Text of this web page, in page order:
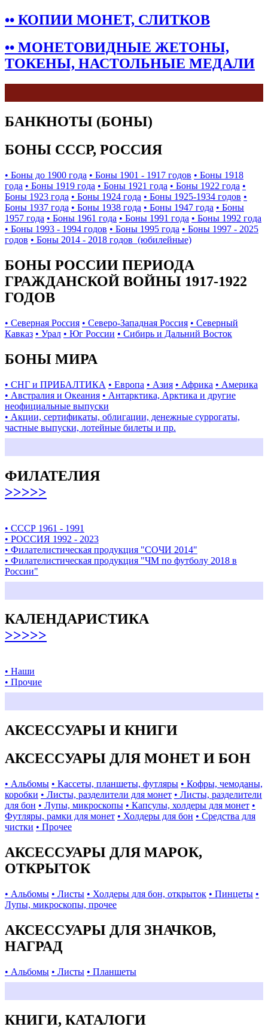
•• КОПИИ МОНЕТ, СЛИТКОВ
•• МОНЕТОВИДНЫЕ ЖЕТОНЫ,
ТОКЕНЫ, НАСТОЛЬНЫЕ МЕДАЛИ
БАНКНОТЫ (БОНЫ)
БОНЫ СССР, РОССИЯ
• Боны до 1900 года • Боны 1901 - 1917 годов • Боны 1918
года • Боны 1919 года • Боны 1921 года • Боны 1922 года •
Боны 1923 года • Боны 1924 года • Боны 1925-1934 годов •
Боны 1937 года • Боны 1938 года • Боны 1947 года • Боны
1957 года • Боны 1961 года • Боны 1991 года • Боны 1992 года
• Боны 1993 - 1994 годов • Боны 1995 года • Боны 1997 - 2025
годов • Боны 2014 - 2018 годов (юбилейные)
БОНЫ РОССИИ ПЕРИОДА
ГРАЖДАНСКОЙ ВОЙНЫ 1917-1922
ГОДОВ
• Северная Россия • Северо-Западная Россия • Северный
Кавказ • Урал • Юг России • Сибирь и Дальний Восток
БОНЫ МИРА
• СНГ и ПРИБАЛТИКА • Европа • Азия • Африка • Америка
• Австралия и Океания • Антарктика, Арктика и другие
неофициальные выпуски
• Акции, сертификаты, облигации, денежные суррогаты,
частные выпуски, лотейные билеты и пр.
ФИЛАТЕЛИЯ
>>>>>
• СССР 1961 - 1991
• РОССИЯ 1992 - 2023
• Филателистическая продукция "СОЧИ 2014"
• Филателистическая продукция "ЧМ по футболу 2018 в
России"
КАЛЕНДАРИСТИКА
>>>>>
• Наши
• Прочие
АКСЕССУАРЫ И КНИГИ
АКСЕССУАРЫ ДЛЯ МОНЕТ И БОН
• Альбомы • Кассеты, планшеты, футляры • Кофры, чемоданы,
коробки • Листы, разделители для монет • Листы, разделители
для бон • Лупы, микроскопы • Капсулы, холдеры для монет •
Футляры, рамки для монет • Холдеры для бон • Средства для
чистки • Прочее
АКСЕССУАРЫ ДЛЯ МАРОК,
ОТКРЫТОК
• Альбомы • Листы • Холдеры для бон, открыток • Пинцеты •
Лупы, микроскопы, прочее
АКСЕССУАРЫ ДЛЯ ЗНАЧКОВ,
НАГРАД
• Альбомы • Листы • Планшеты
КНИГИ, КАТАЛОГИ